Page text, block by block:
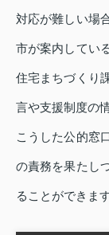
対応が難しい場
市が案内してい
住宅まちづくり
言や支援制度の
こうした公的窓
の責務を果たし
ることができます